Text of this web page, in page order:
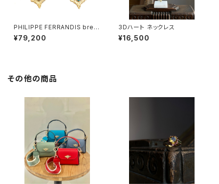
PHILIPPE FERRANDIS brea
k my heart ネックレス
¥79,200
3Dハート ネックレス
¥16,500
その他の商品